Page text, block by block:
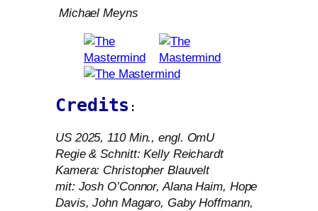
Michael Meyns
Credits :
US2025, 110 Min., engl. OmU
Regie& Schnitt: Kelly Reichardt
Kamera: Christopher Blauvelt
mit: Josh O’Connor, Alana Haim, Hope
Davis, John Magaro, Gaby Hoffmann,